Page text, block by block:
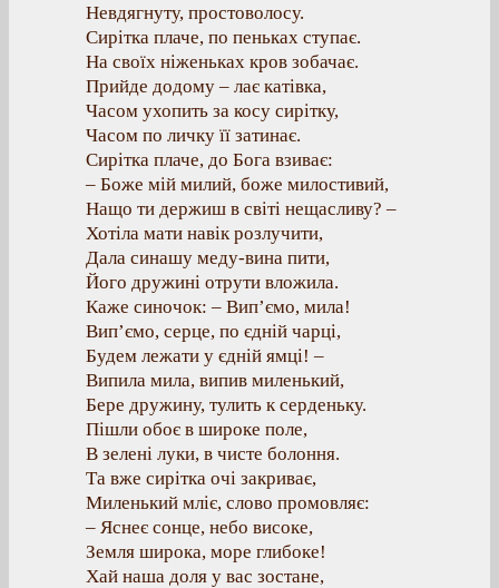
Невдягнуту, простоволосу.
Сирітка плаче, по пеньках ступає.
На своїх ніженьках кров зобачає.
Прийде додому – лає катівка,
Часом ухопить за косу сирітку,
Часом по личку її затинає.
Сирітка плаче, до Бога взиває:
– Боже мій милий, боже милостивий,
Нащо ти держиш в світі нещасливу? –
Хотіла мати навік розлучити,
Дала синашу меду-вина пити,
Його дружині отрути вложила.
Каже синочок: – Вип’ємо, мила!
Вип’ємо, серце, по єдній чарці,
Будем лежати у єдній ямці! –
Випила мила, випив миленький,
Бере дружину, тулить к серденьку.
Пішли обоє в широке поле,
В зелені луки, в чисте болоння.
Та вже сирітка очі закриває,
Миленький мліє, слово промовляє:
– Яснеє сонце, небо високе,
Земля широка, море глибоке!
Хай наша доля у вас зостане,